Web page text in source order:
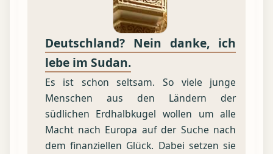
Deutschland? Nein danke, ich
lebe im Sudan.
Es ist schon seltsam. So viele junge
Menschen aus den Ländern der
südlichen Erdhalbkugel wollen um alle
Macht nach Europa auf der Suche nach
dem finanziellen Glück. Dabei setzen sie